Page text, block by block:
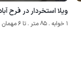
ویلا استخردار در فرح
1 خوابه . 85 متر . تا 6 مهمان